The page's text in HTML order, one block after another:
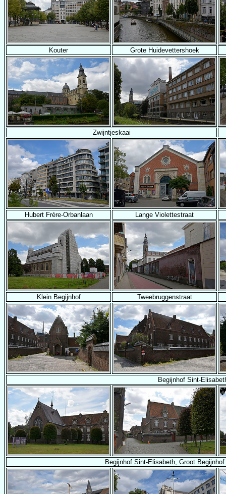
Kouter Grote Huidevettershoek
Zwijntjeskaai
Hubert Frère-Orbanlaan Lange Violettestraat
Klein Begijnhof Tweebruggenstraat
Begijnhof Sint-
Begijnhof Sint-Elisabeth, Groot Begijnhof